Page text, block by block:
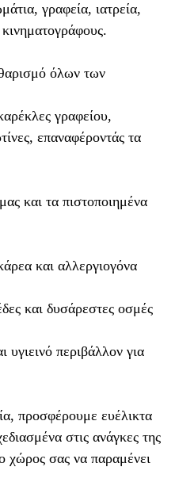
γραφεία, ιατρεία,
όλων των
γραφείου,
επαναφέροντάς τα
και τα πιστοποιημένα
και αλλεργιογόνα
και δυσάρεστες οσμές
περιβάλλον για
προσφέρουμε ευέλικτα
στις ανάγκες της
χώρος σας να παραμένει